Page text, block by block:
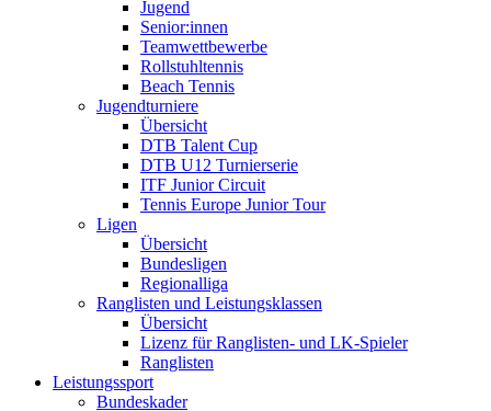
Jugend
Senior:innen
Teamwettbewerbe
Rollstuhltennis
Beach Tennis
Jugendturniere
Übersicht
DTB Talent Cup
DTB U12 Turnierserie
ITF Junior Circuit
Tennis Europe Junior Tour
Ligen
Übersicht
Bundesligen
Regionalliga
Ranglisten und Leistungsklassen
Übersicht
Lizenz für Ranglisten- und LK-Spieler
Ranglisten
Leistungssport
Bundeskader